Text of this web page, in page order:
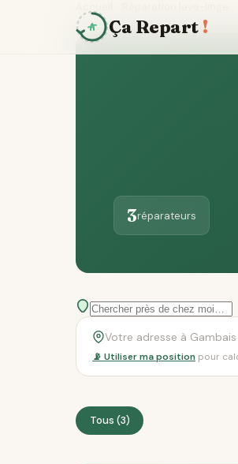
Ça Repart !
3réparateurs
📡 Utiliser ma position pour
Tous (3)